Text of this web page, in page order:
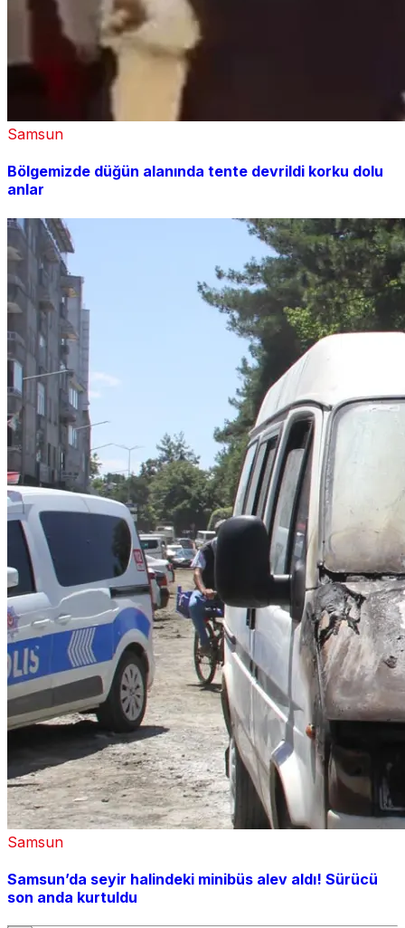
Samsun
Bölgemizde düğün alanında tente devrildi korku dolu
anlar
Samsun
Samsun’da seyir halindeki minibüs alev aldı! Sürücü
son anda kurtuldu